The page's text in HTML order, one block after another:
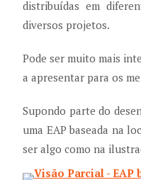
distribuídas em
diversos projetos.
Pode ser muito mais
a apresentar para os
Supondo parte do
uma EAP baseada na
ser algo como na